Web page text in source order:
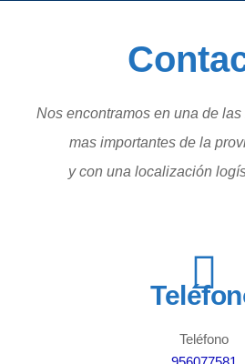
Nos encontramos en una de
mas importantes de la
y con una localización
Teléfono